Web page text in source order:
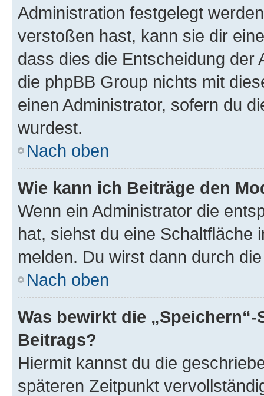
Administration festgelegt
verstoßen hast, kann sie dir
dass dies die Entscheidung der
die phpBB Group nichts mit
einen Administrator, sofern du
wurdest.
Nach oben
Wie kann ich Beiträge den
Wenn ein Administrator die
hat, siehst du eine Schaltfläche
melden. Du wirst dann durch
Nach oben
Was bewirkt die
Beitrags?
Hiermit kannst du die
späteren Zeitpunkt